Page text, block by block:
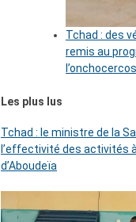
Tchad : des
remis au
Les plus lus
Tchad : le ministre de la
l’effectivité des activités
d’Aboudeïa